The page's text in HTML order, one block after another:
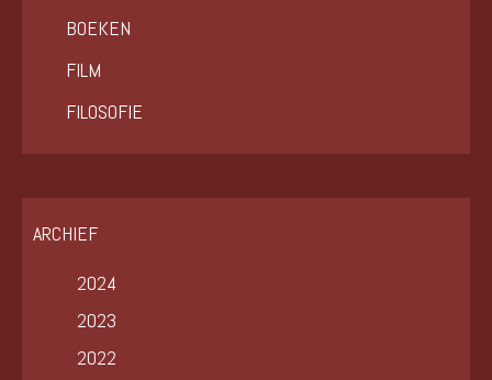
BOEKEN
FILM
FILOSOFIE
ARCHIEF
2024
2023
2022